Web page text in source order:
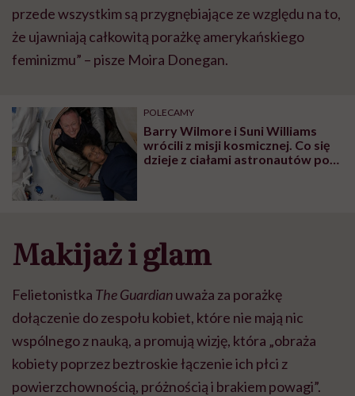
przede wszystkim są przygnębiające ze względu na to,
że ujawniają całkowitą porażkę amerykańskiego
feminizmu” – pisze Moira Donegan.
POLECAMY
Barry Wilmore i Suni Williams
wrócili z misji kosmicznej. Co się
dzieje z ciałami astronautów po
Makijaż i glam
Felietonistka The Guardianuważa za porażkę
dołączenie do zespołu kobiet, które nie mają nic
wspólnego z nauką, a promują wizję, która „obraża
kobiety poprzez beztroskie łączenie ich płci z
powierzchownością, próżnością i brakiem powagi”.